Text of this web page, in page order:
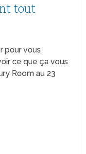
tout
pour vous
ce que ça vous
Room au 23